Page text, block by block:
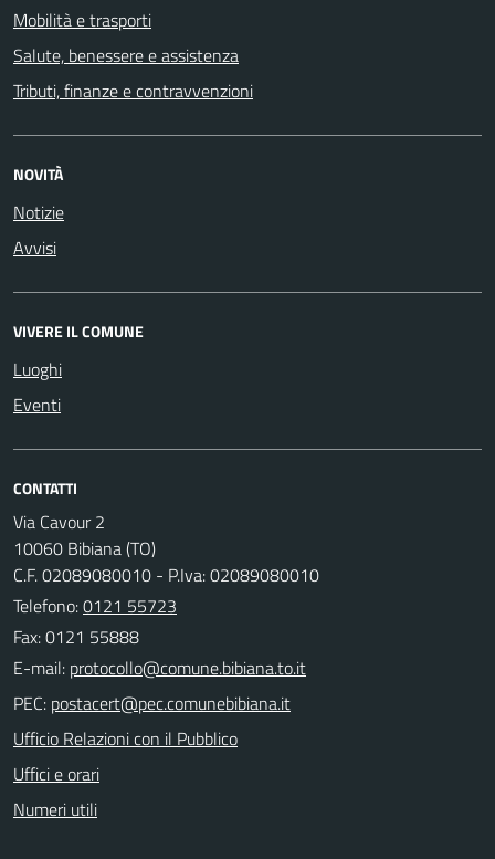
Mobilità e trasporti
Salute, benessere e assistenza
Tributi, finanze e contravvenzioni
NOVITÀ
Notizie
Avvisi
VIVERE IL COMUNE
Luoghi
Eventi
CONTATTI
Via Cavour 2
10060 Bibiana (TO)
C.F. 02089080010 - P.Iva: 02089080010
Telefono:0121 55723
Fax: 0121 55888
E-mail:
PEC:
Ufficio Relazioni con il Pubblico
Uffici e orari
Numeri utili